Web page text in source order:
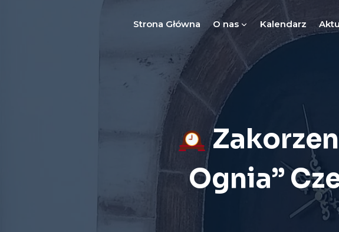
Strona Główna O nas Kalendarz
Ognia”